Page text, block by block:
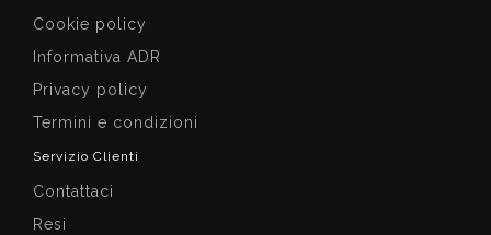
Cookie policy
Informativa ADR
Privacy policy
Termini e condizioni
Servizio Clienti
Contattaci
Resi